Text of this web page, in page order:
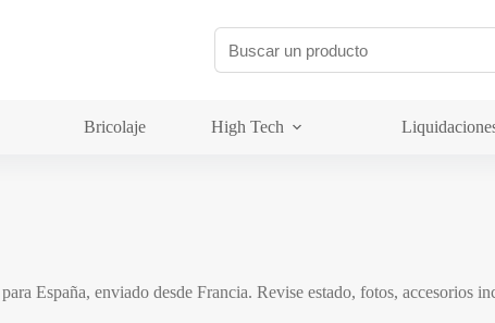
Bricolaje High Tech
España, enviado desde Francia. Revise estado, fotos, accesorios